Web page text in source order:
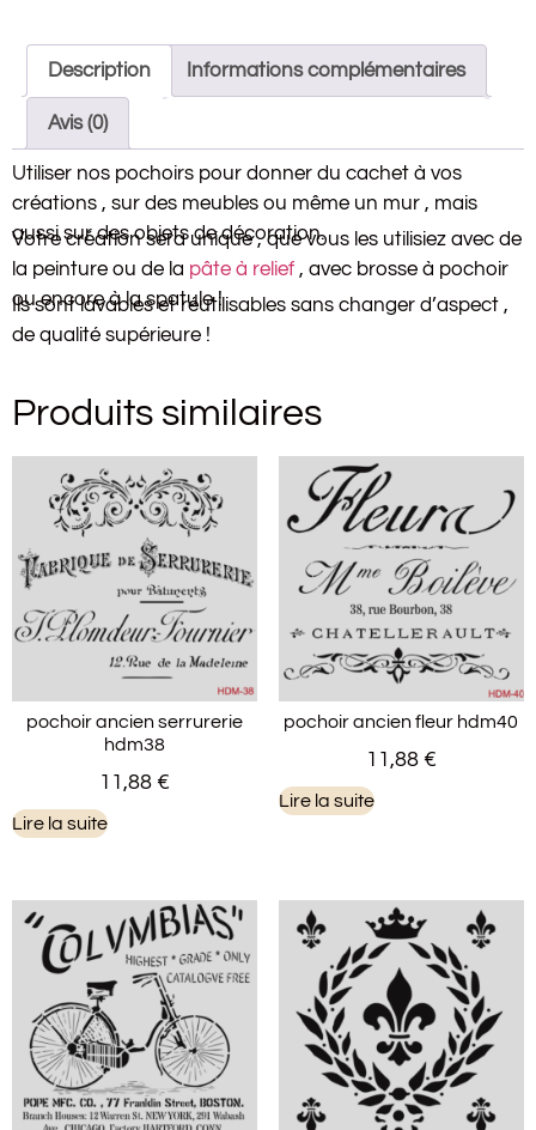
Description Informations complémentaires
Avis (0)
Utiliser nos pochoirs pour donner du cachet à vos
créations , sur des meubles ou même un mur , mais
aussi sur des objets de décoration.
Votre création sera unique , que vous les utilisiez avec de
la peinture ou de la pâte à relief , avec brosse à pochoir
ou encore à la spatule !
Ils sont lavables et réutilisables sans changer d’aspect ,
de qualité supérieure !
Produits similaires
pochoir ancien serrurerie
hdm38
11,88 €
Lire la suite
pochoir ancien fleur hdm40
11,88 €
Lire la suite